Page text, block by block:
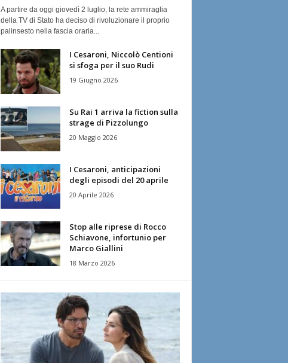
A partire da oggi giovedì 2 luglio, la rete ammiraglia
della TV di Stato ha deciso di rivoluzionare il proprio
palinsesto nella fascia oraria...
I Cesaroni, Niccolò Centioni
si sfoga per il suo Rudi
19 Giugno 2026
Su Rai 1 arriva la fiction sulla
strage di Pizzolungo
20 Maggio 2026
I Cesaroni, anticipazioni
degli episodi del 20 aprile
20 Aprile 2026
Stop alle riprese di Rocco
Schiavone, infortunio per
Marco Giallini
18 Marzo 2026